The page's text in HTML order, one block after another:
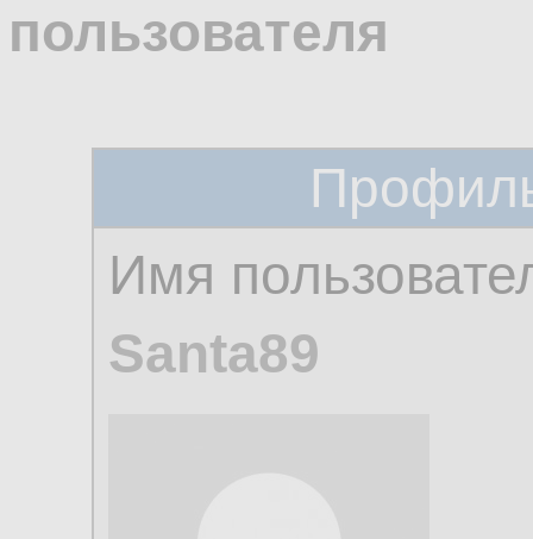
пользователя
Имя
Santa89